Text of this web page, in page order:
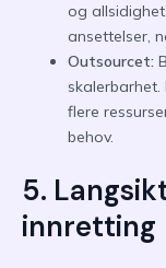
og
ansettelser,
Outsourcet:
flere
behov.
5.
innretting